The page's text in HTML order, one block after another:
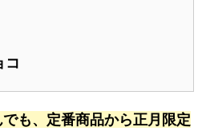
コ
も、定番商品から正月限定